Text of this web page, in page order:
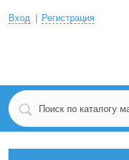
Вход Регистрация